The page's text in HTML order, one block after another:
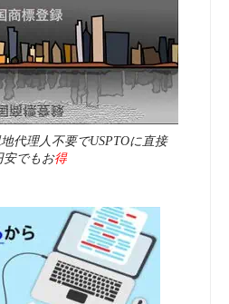
代理人不要でUSPTOに直接
でもお得